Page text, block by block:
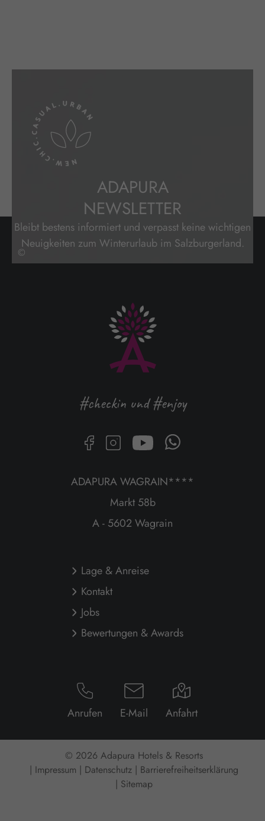
ADAPURA
NEWSLETTER
Bleibt bestens informiert und verpasst keine wichtigen
Neuigkeiten zum Winterurlaub im Salzburgerland.
©
#checkin und #enjoy
ADAPURA WAGRAIN****
Markt 58b
A - 5602 Wagrain
Lage & Anreise
Kontakt
Jobs
Bewertungen & Awards
Anrufen E-Mail Anfahrt
© 2026 Adapura Hotels & Resorts
Impressum
Datenschutz
Barrierefreiheitserklärung
Sitemap